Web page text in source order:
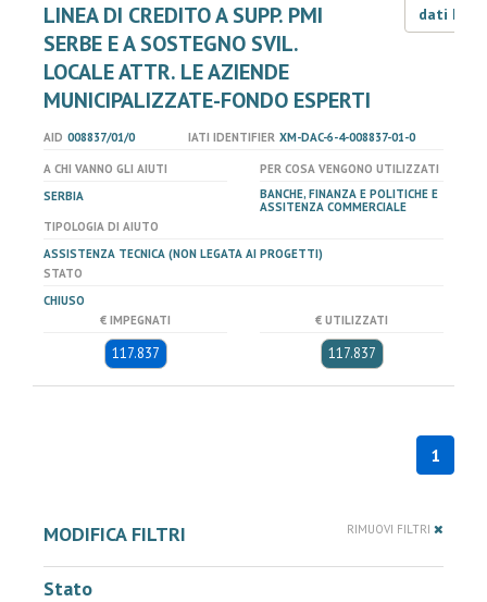
LINEA DI CREDITO A SUPP. PMI
SERBE E A SOSTEGNO SVIL.
LOCALE ATTR. LE AZIENDE
MUNICIPALIZZATE-FONDO ESPERTI
dati LOD
AID 008837/01/0 IATI IDENTIFIER XM-DAC-6-4-008837-01-0
A CHI VANNO GLI AIUTI
SERBIA
PER COSA VENGONO UTILIZZATI
BANCHE, FINANZA E POLITICHE E
ASSITENZA COMMERCIALE
TIPOLOGIA DI AIUTO
ASSISTENZA TECNICA (NON LEGATA AI PROGETTI)
STATO
CHIUSO
€ IMPEGNATI
117.837
€ UTILIZZATI
117.837
1
MODIFICA FILTRI RIMUOVI FILTRI
Stato